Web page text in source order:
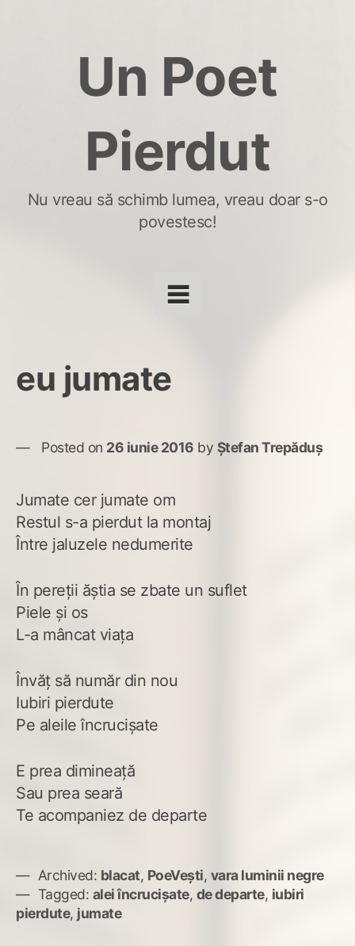
Un Poet
Pierdut
Nu vreau să schimb lumea, vreau doar s-o
povestesc!
eu jumate
Posted on 26 iunie 2016 by Ștefan Trepăduș
Jumate cer jumate om
Restul s-a pierdut la montaj
Între jaluzele nedumerite
În pereții ăștia se zbate un suflet
Piele și os
L-a mâncat viața
Învăț să număr din nou
Iubiri pierdute
Pe aleile încrucișate
E prea dimineață
Sau prea seară
Te acompaniez de departe
Archived: blacat, PoeVești, vara luminii negre
Tagged: alei încrucișate, de departe, iubiri
pierdute, jumate